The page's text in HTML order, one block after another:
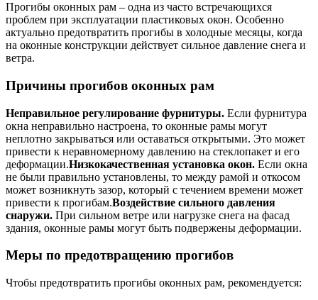
Прогибы оконных рам – одна из часто встречающихся
проблем при эксплуатации пластиковых окон. Особенно
актуально предотвратить прогибы в холодные месяцы, когда
на оконные конструкции действует сильное давление снега и
ветра.
Причины прогибов оконных рам
Неправильное регулирование фурнитуры. Если фурнитура
окна неправильно настроена, то оконные рамы могут
неплотно закрываться или оставаться открытыми. Это может
привести к неравномерному давлению на стеклопакет и его
деформации.Низкокачественная установка окон. Если окна
не были правильно установлены, то между рамой и откосом
может возникнуть зазор, который с течением времени может
привести к прогибам.Воздействие сильного давления
снаружи. При сильном ветре или нагрузке снега на фасад
здания, оконные рамы могут быть подвержены деформации.
Меры по предотвращению прогибов
Чтобы предотвратить прогибы оконных рам, рекомендуется: